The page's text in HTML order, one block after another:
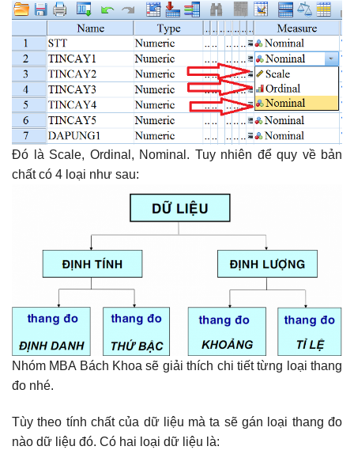
Đó là Scale, Ordinal, Nominal. Tuy nhiên để quy về bản
chất có 4 loại như sau:
Nhóm MBA Bách Khoa sẽ giải thích chi tiết từng loại thang
đo nhé.
Tùy theo tính chất của dữ liệu mà ta sẽ gán loại thang đo
nào dữ liệu đó. Có hai loại dữ liệu là: